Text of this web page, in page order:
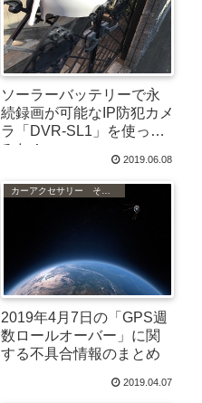
ソーラーバッテリーで永
続録画が可能なIP防犯カメ
ラ「DVR-SL1」を使って
みた！
2019.06.08
2019年4月7日の「GPS週
数ロールオーバー」に関
する不具合情報のまとめ
2019.04.07